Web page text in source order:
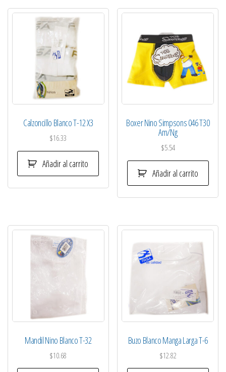
Calzoncillo Blanco T-12 X3
$16.33
Añadir al carrito
Boxer Nino Simpsons 046 T30
Am/Ng
$5.54
Añadir al carrito
Mandil Nino Blanco T-32
$10.68
Buzo Blanco Manga Larga T-6
$12.82